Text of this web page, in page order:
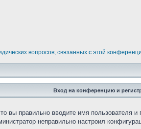
вопросов, связанных с этой
Вход на конференцию и
вы правильно вводите имя
неправильно настроил